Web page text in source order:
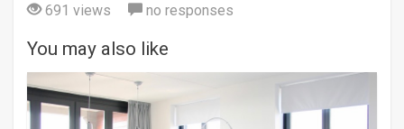
691 views
no responses
You may also like